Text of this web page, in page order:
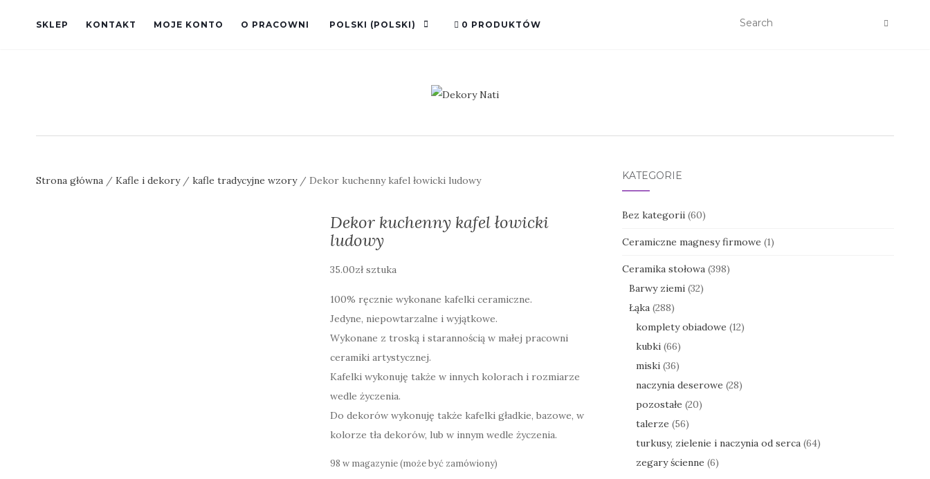
SKLEP KONTAKT MOJE KONTO O PRACOWNI POLSKI (POLSKI) 0 PRODUKTÓW
Strona główna / Kafle i dekory/ kafle tradycyjne wzory/ Dekor kuchenny kafel łowicki ludowy
Dekor kuchenny kafel łowicki
ludowy
35.00zł sztuka
100% ręcznie wykonane kafelki ceramiczne.
Jedyne, niepowtarzalne i wyjątkowe.
Wykonane z troską i starannością w małej pracowni
ceramiki artystycznej.
Kafelki wykonuję także w innych kolorach i rozmiarze
wedle życzenia.
Do dekorów wykonuję także kafelki gładkie, bazowe, w
kolorze tła dekorów, lub w innym wedle życzenia.
98 w magazynie (może być zamówiony)
KATEGORIE
Bez kategorii (60)
Ceramiczne magnesy firmowe (1)
Ceramika stołowa (398)
Barwy ziemi (32)
Łąka (288)
komplety obiadowe (12)
kubki (66)
miski (36)
naczynia deserowe (28)
pozostałe (20)
talerze (56)
turkusy, zielenie i naczynia od serca (64)
zegary ścienne (6)